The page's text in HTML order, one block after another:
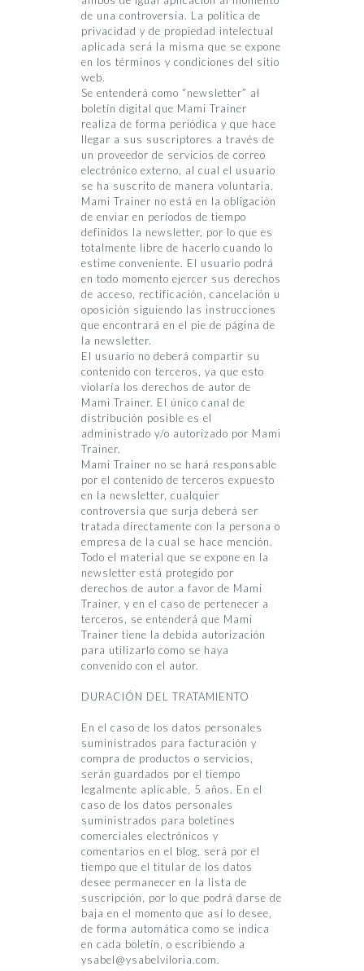
de una controversia. La política de
privacidad y de propiedad intelectual
aplicada será la misma que se expone
en los términos y condiciones del sitio
web.
Se entenderá como “newsletter” al
boletín digital que Mami Trainer
realiza de forma periódica y que hace
llegar a sus suscriptores a través de
un proveedor de servicios de correo
electrónico externo, al cual el usuario
se ha suscrito de manera voluntaria.
Mami Trainer no está en la obligación
de enviar en períodos de tiempo
definidos la newsletter, por lo que es
totalmente libre de hacerlo cuando lo
estime conveniente. El usuario podrá
en todo momento ejercer sus derechos
de acceso, rectificación, cancelación u
oposición siguiendo las instrucciones
que encontrará en el pie de página de
la newsletter.
El usuario no deberá compartir su
contenido con terceros, ya que esto
violaría los derechos de autor de
Mami Trainer. El único canal de
distribución posible es el
administrado y/o autorizado por Mami
Trainer.
Mami Trainer no se hará responsable
por el contenido de terceros expuesto
en la newsletter, cualquier
controversia que surja deberá ser
tratada directamente con la persona o
empresa de la cual se hace mención.
Todo el material que se expone en la
newsletter está protegido por
derechos de autor a favor de Mami
Trainer, y en el caso de pertenecer a
terceros, se entenderá que Mami
Trainer tiene la debida autorización
para utilizarlo como se haya
convenido con el autor.
DURACIÓN DEL TRATAMIENTO
En el caso de los datos personales
suministrados para facturación y
compra de productos o servicios,
serán guardados por el tiempo
legalmente aplicable, 5 años. En el
caso de los datos personales
suministrados para boletines
comerciales electrónicos y
comentarios en el blog, será por el
tiempo que el titular de los datos
desee permanecer en la lista de
suscripción, por lo que podrá darse de
baja en el momento que así lo desee,
de forma automática como se indica
en cada boletín, o escribiendo a
ysabel@ysabelviloria.com.